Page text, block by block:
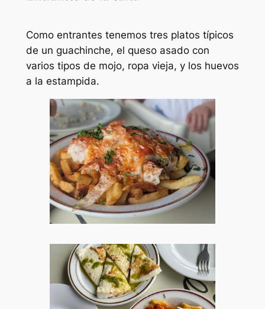
Como entrantes tenemos tres platos típicos
de un guachinche, el queso asado con
varios tipos de mojo, ropa vieja, y los huevos
a la estampida.